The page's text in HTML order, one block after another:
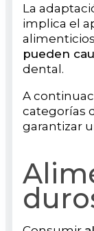
La
implica el
pueden
dental.
A
categorías
garantizar